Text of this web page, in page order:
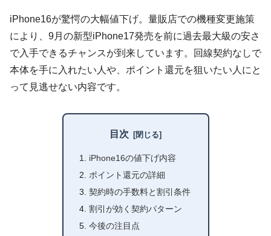
iPhone16が驚愕の大幅値下げ。量販店での機種変更施策
により、9月の新型iPhone17発売を前に過去最大級の安さ
で入手できるチャンスが到来しています。回線契約なしで
本体を手に入れたい人や、ポイント還元を狙いたい人にと
って見逃せない内容です。
目次
iPhone16の値下げ内容
ポイント還元の詳細
契約時の手数料と割引条件
割引が効く契約パターン
今後の注目点